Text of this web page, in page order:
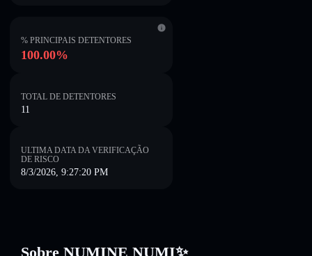
% PRINCIPAIS DETENTORES
100.00%
TOTAL DE DETENTORES
11
ULTIMA DATA DA VERIFICAÇÃO
DE RISCO
8/3/2026, 9:27:20 PM
Sobre NUMINE NUMI✨